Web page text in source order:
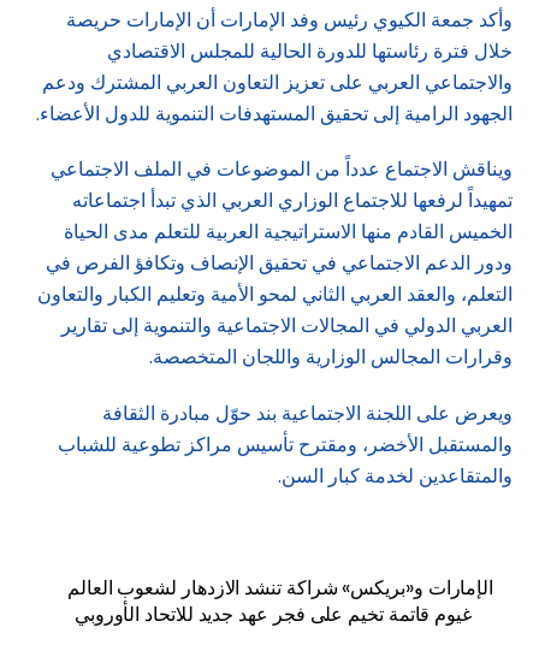
وأكد جمعة الكيوي رئيس وفد الإمارات أن الإمارات حريصة
خلال فترة رئاستها للدورة الحالية للمجلس الاقتصادي
والاجتماعي العربي على تعزيز التعاون العربي المشترك ودعم
الجهود الرامية إلى تحقيق المستهدفات التنموية للدول الأعضاء.
ويناقش الاجتماع عدداً من الموضوعات في الملف الاجتماعي
تمهيداً لرفعها للاجتماع الوزاري العربي الذي تبدأ اجتماعاته
الخميس القادم منها الاستراتيجية العربية للتعلم مدى الحياة
ودور الدعم الاجتماعي في تحقيق الإنصاف وتكافؤ الفرص في
التعلم، والعقد العربي الثاني لمحو الأمية وتعليم الكبار والتعاون
العربي الدولي في المجالات الاجتماعية والتنموية إلى تقارير
وقرارات المجالس الوزارية واللجان المتخصصة.
ويعرض على اللجنة الاجتماعية بند حوّل مبادرة الثقافة
والمستقبل الأخضر، ومقترح تأسيس مراكز تطوعية للشباب
والمتقاعدين لخدمة كبار السن.
الإمارات و«بريكس» شراكة تنشد الازدهار لشعوب العالم
غيوم قاتمة تخيم على فجر عهد جديد للاتحاد الأوروبي